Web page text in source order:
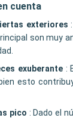
cuenta
exteriores :
son muy
exuberante :
esto
pico : Dado el